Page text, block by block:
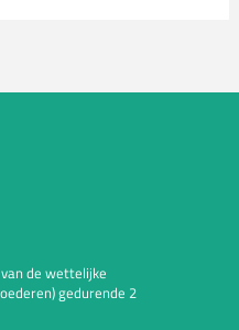
de wettelijke
gedurende 2